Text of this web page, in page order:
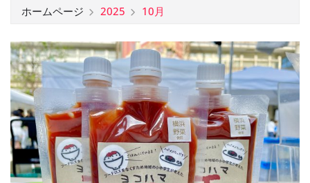
ホームページ 2025 10月